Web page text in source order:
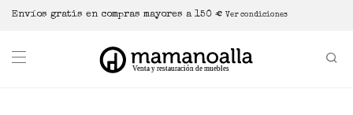
Envíos gratis en compras mayores a 150 € Ver condiciones